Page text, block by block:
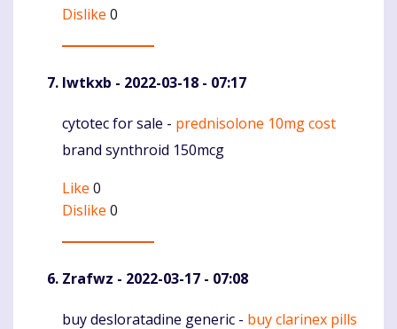
Dislike 0
Iwtkxb - 2022-03-18 - 07:17
Komentaras
cytotec for sale - prednisolone 10mg cost
brand synthroid 150mcg
Like 0
Dislike 0
Zrafwz - 2022-03-17 - 07:08
Komentaras
buy desloratadine generic - buy clarinex pills